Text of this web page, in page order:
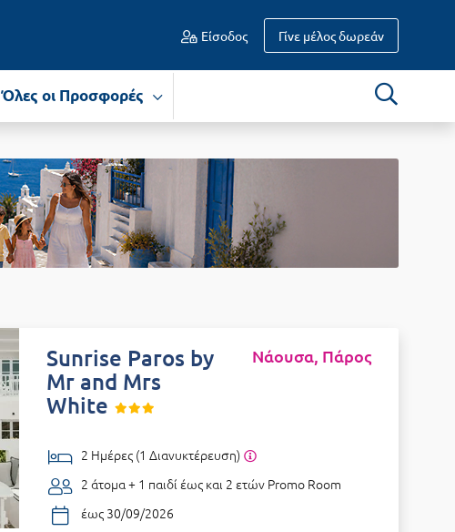
Είσοδος Γίνε μέλος δωρεάν
Όλες οι Προσφορές
Sunrise Paros by
Mr and Mrs
White
Νάουσα, Πάρος
2 Ημέρες (1 Διανυκτέρευση)
2 άτομα + 1 παιδί έως και 2 ετών Promo Room
έως 30/09/2026